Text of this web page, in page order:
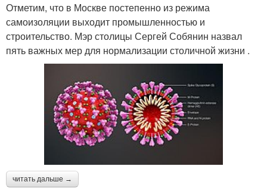
Отметим, что в Москве постепенно из режима
самоизоляции выходит промышленностью и
строительство. Мэр столицы Сергей Собянин назвал
пять важных мер для нормализации столичной жизни .
читать дальше →